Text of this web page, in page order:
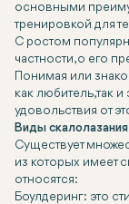
основными
тренировкой для
С ростом
частности, о его
Понимая или
как любитель, так
удовольствия от
Виды скалолазания
Существует
из которых имеет
относятся:
Боулдеринг: это